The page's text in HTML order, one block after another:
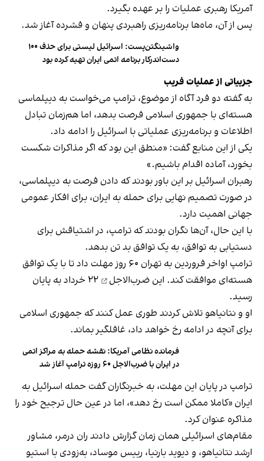
آمریکا رهبری عملیات را بر عهده بگیرد.
پس از آن، ماه‌ها برنامه‌ریزی راهبردی پنهان و فشرده آغاز شد.
واشینگتن‌پست: اسرائیل لیستی برای حذف ۱۰۰
دست‌اندرکار برنامه اتمی ایران تهیه کرده بود
جزییاتی از عملیات فریب
به گفته دو فرد آگاه از موضوع، ترامپ می‌خواست به دیپلماسی
هسته‌ای با جمهوری اسلامی فرصت بدهد، اما هم‌زمان تبادل
اطلاعات و برنامه‌ریزی عملیاتی با اسرائیل را ادامه داد.
یکی از این منابع گفت: «منطق این بود که اگر مذاکرات شکست
بخورد، آماده اقدام باشیم.»
رهبران اسرائیل بر این باور بودند که دادن فرصت به دیپلماسی،
در صورت تصمیم نهایی برای حمله به ایران، برای افکار عمومی
جهانی اهمیت دارد.
با این حال، آن‌ها نگران بودند که ترامپ، در اشتیاقش برای
دستیابی به توافق، به یک توافق بد تن بدهد.
ترامپ اواخر فروردین به تهران ۶۰ روز مهلت داد تا با یک توافق
هسته‌ای موافقت کند. این ضرب‌الاجل
۲۲ خرداد به پایان
رسید.
او و نتانیاهو تلاش کردند طوری عمل کنند که جمهوری اسلامی
برای آنچه در ادامه رخ خواهد داد، غافلگیر بماند.
فرمانده نظامی آمریکا: نقشه حمله به مراکز اتمی
در ایران با ضرب‌الاجل ۶۰ روزه ترامپ آغاز شد
ترامپ در پایان این مهلت، به خبرنگاران گفت حمله اسرائیل به
ایران «کاملا ممکن است رخ دهد»، اما در عین حال ترجیح خود را
مذاکره عنوان کرد.
مقام‌های اسرائیلی همان زمان گزارش دادند ران درمر، مشاور
ارشد نتانیاهو، و دیوید بارنیا، رییس موساد، به‌زودی با استیو